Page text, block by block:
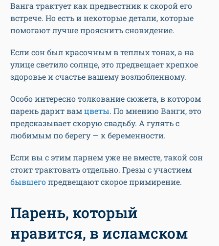
Ванга трактует как предвестник к скорой его
встрече. Но есть и некоторые детали, которые
помогают лучше прояснить сновидение.
Если сон был красочным в теплых тонах, а на
улице светило солнце, это предвещает крепкое
здоровье и счастье вашему возлюбленному.
Особо интересно толкование сюжета, в котором
парень дарит вамцветы. По мнению Ванги, это
предсказывает скорую свадьбу. А гулять с
любимым по берегу — к беременности.
Если вы с этим парнем уже не вместе, такой сон
стоит трактовать отдельно. Грезы с участием
бывшегопредвещают скорое примирение.
Парень, который
нравится, в исламском